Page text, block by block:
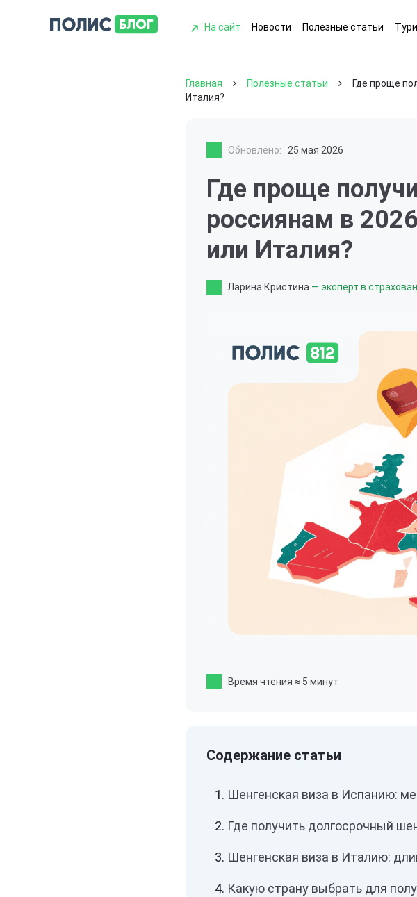
На сайт Новости Полезные статьи
Главная Полезные статьи
Где проще
Италия?
Обновлено: 25 мая 2026
Где проще
россиянам в
или Италия?
Ларина Кристина — эксперт в
Время чтения ≈ 5 минут
Шенгенская виза в Испанию:
Где получить долгосрочный
Шенгенская виза в Италию:
Какую страну выбрать для